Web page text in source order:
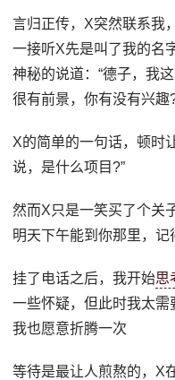
言归正传，X突然联系我
一接听X先是叫了我的名
神秘的说道：“德子，我
很有前景，你有没有兴趣
X的简单的一句话，顿时
说，是什么项目?”
然而X只是一笑买了个关
明天下午能到你那里，记
挂了电话之后，我开始思
一些怀疑，但此时我太需
我也愿意折腾一次
等待是最让人煎熬的，X